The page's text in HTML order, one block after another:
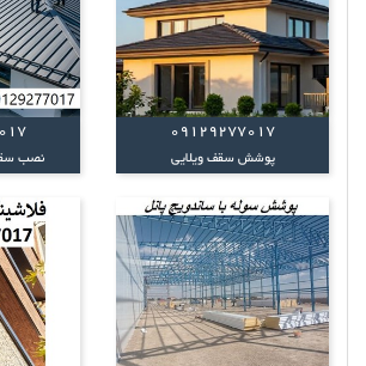
09129277017
پوشش سقف ویلایی نصب